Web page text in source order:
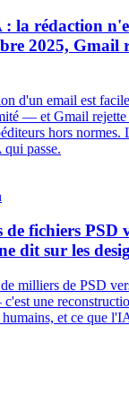
la rédaction
2025, Gmail
d'un email est
— et Gmail rejette
hors normes.
passe.
fichiers PSD
dit sur les
milliers de PSD
une
et ce que